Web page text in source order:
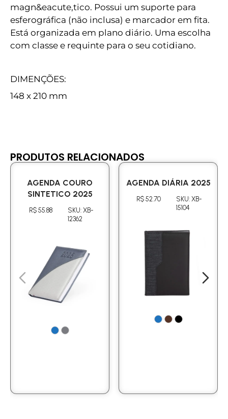
magn&eacute,tico. Possui um suporte para
esferográfica (não inclusa) e marcador em fita.
Está organizada em plano diário. Uma escolha
com classe e requinte para o seu cotidiano.
DIMENÇÕES:
148 x 210 mm
PRODUTOS RELACIONADOS
AGENDA COURO
SINTETICO 2025
R$ 55.88
SKU: XB-
12362
AGENDA DIÁRIA 2025
R$ 52.70
SKU: XB-
15104